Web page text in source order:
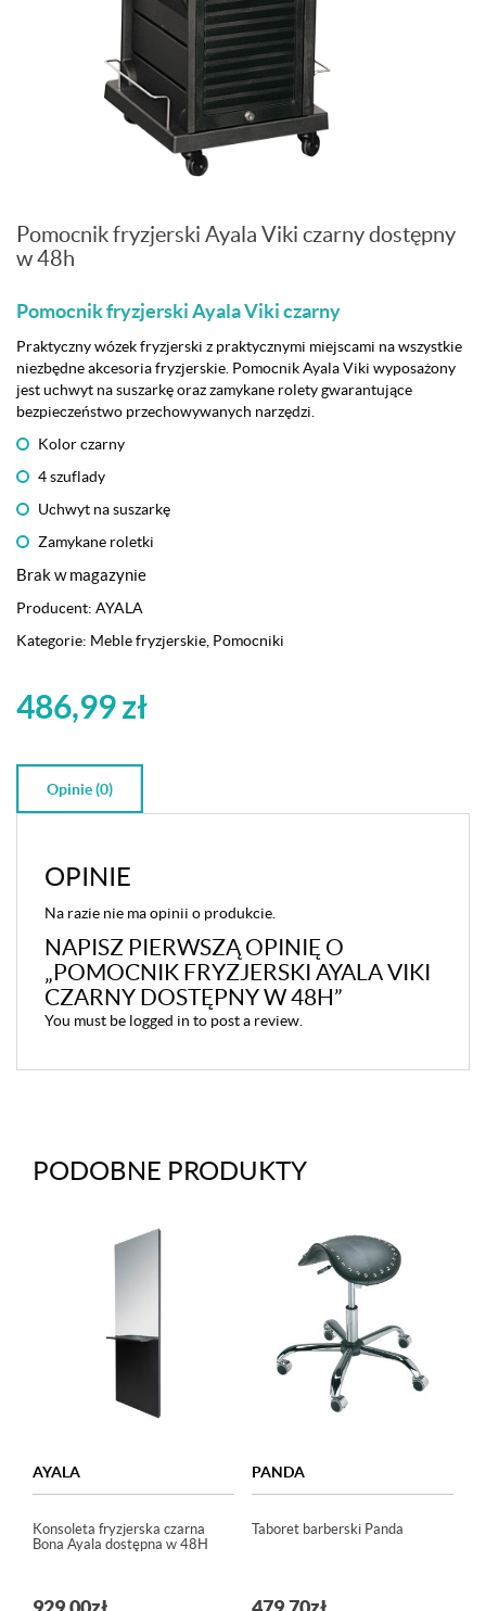
Pomocnik fryzjerski Ayala Viki czarny dostępny
w 48h
Pomocnik fryzjerski Ayala Viki czarny
Praktyczny wózek fryzjerski z praktycznymi miejscami na wszystkie
niezbędne akcesoria fryzjerskie. Pomocnik Ayala Viki wyposażony
jest uchwyt na suszarkę oraz zamykane rolety gwarantujące
bezpieczeństwo przechowywanych narzędzi.
Kolor czarny
4 szuflady
Uchwyt na suszarkę
Zamykane roletki
Brak w magazynie
Producent: AYALA
Kategorie: Meble fryzjerskie Pomocniki
486,99zł
Opinie (0)
OPINIE
Na razie nie ma opinii o produkcie.
NAPISZ PIERWSZĄ OPINIĘ O
„POMOCNIK FRYZJERSKI AYALA VIKI
CZARNY DOSTĘPNY W 48H”
You must be logged in to post a review.
PODOBNE PRODUKTY
AYALA
Konsoleta fryzjerska czarna
Bona Ayala dostępna w 48H
PANDA
Taboret barberski Panda